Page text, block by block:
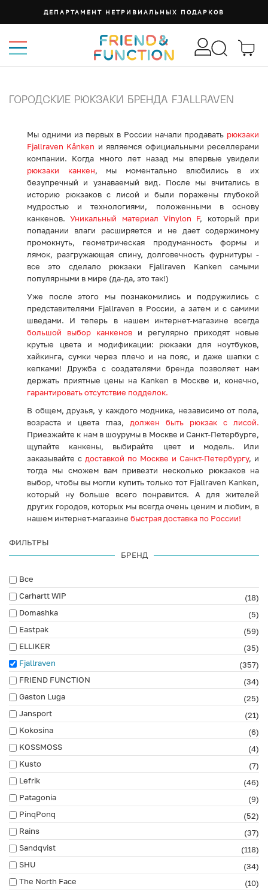
ДЕПАРТАМЕНТ НЕТРИВИАЛЬНЫХ ПОДАРКОВ
ГОРОДСКИЕ РЮКЗАКИ БРЕНДА FJALLRAVEN
Мы одними из первых в России начали продавать рюкзаки
Fjallraven Kånken и являемся официальными реселлерами
компании. Когда много лет назад мы впервые увидели
рюкзаки канкен, мы моментально влюбились в их
безупречный и узнаваемый вид. После мы вчитались в
историю рюкзаков с лисой и были поражены глубокой
мудростью и технологиями, положенными в основу
канкенов.Уникальный материал Vinylon F, который при
попадании влаги расширяется и не дает содержимому
промокнуть, геометрическая продуманность формы и
лямок, разгружающая спину, долговечность фурнитуры -
все это сделало рюкзаки Fjallraven Kanken самыми
популярными в мире (да-да, это так!)
Уже после этого мы познакомились и подружились с
представителями Fjallraven в России, а затем и с самими
шведами. И теперь в нашем интернет-магазине всегда
большой выбор канкенов и регулярно приходят новые
крутые цвета и модификации: рюкзаки для ноутбуков,
хайкинга, сумки через плечо и на пояс, и даже шапки с
кепками! Дружба с создателями бренда позволяет нам
держать приятные цены на Kanken в Москве и, конечно,
гарантировать отсутствие подделок.
В общем, друзья, у каждого модника, независимо от пола,
возраста и цвета глаз, должен быть рюкзак с лисой.
Приезжайте к нам в шоурумы в Москве и Санкт-Петербурге,
щупайте канкены, выбирайте цвет и модель. Или
заказывайте с доставкой по Москве и Санкт-Петербургу, и
тогда мы сможем вам привезти несколько рюкзаков на
выбор, чтобы вы могли купить только тот Fjallraven Kanken,
который ну больше всего понравится. А для жителей
других городов, которых мы всегда очень ценим и любим, в
нашем интернет-магазине быстрая доставка по России!
ФИЛЬТРЫ
БРЕНД
Все
Carhartt WIP
(18)
Domashka
(5)
Eastpak
(59)
ELLIKER
(35)
Fjallraven
(357)
FRIEND FUNCTION
(34)
Gaston Luga
(25)
Jansport
(21)
Kokosina
(6)
KOSSMOSS
(4)
Kusto
(7)
Lefrik
(46)
Patagonia
(9)
PinqPonq
(52)
Rains
(37)
Sandqvist
(118)
SHU
(34)
The North Face
(10)